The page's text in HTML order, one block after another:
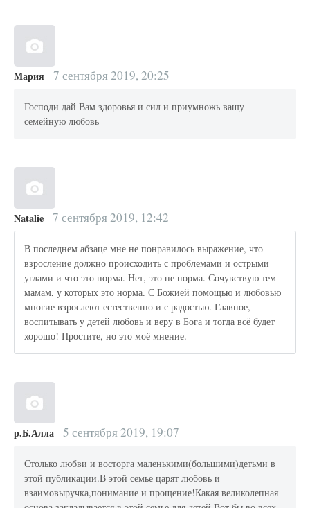
Мария 7 сентября 2019, 20:25
Господи дай Вам здоровья и сил и приумножь вашу
семейную любовь
Natalie 7 сентября 2019, 12:42
В последнем абзаце мне не понравилось выражение, что
взросление должно происходить с проблемами и острыми
углами и что это норма. Нет, это не норма. Сочувствую тем
мамам, у которых это норма. С Божией помощью и любовью
многие взрослеют естественно и с радостью. Главное,
воспитывать у детей любовь и веру в Бога и тогда всё будет
хорошо! Простите, но это моё мнение.
р.Б.Алла 5 сентября 2019, 19:07
Столько любви и восторга маленькими(большими)детьми в
этой публикации.В этой семье царят любовь и
взаимовыручка,понимание и прощение!Какая великолепная